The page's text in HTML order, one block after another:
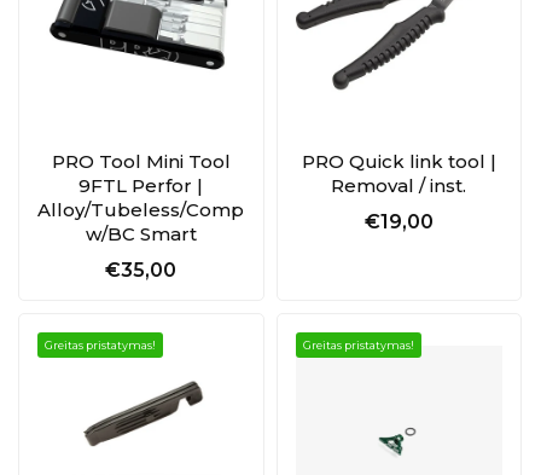
PRO Tool Mini Tool
9FTL Perfor |
Alloy/Tubeless/Comp
w/BC Smart
€35,00
PRO Quick link tool |
Removal / inst.
€19,00
Greitas pristatymas! Greitas pristatymas!